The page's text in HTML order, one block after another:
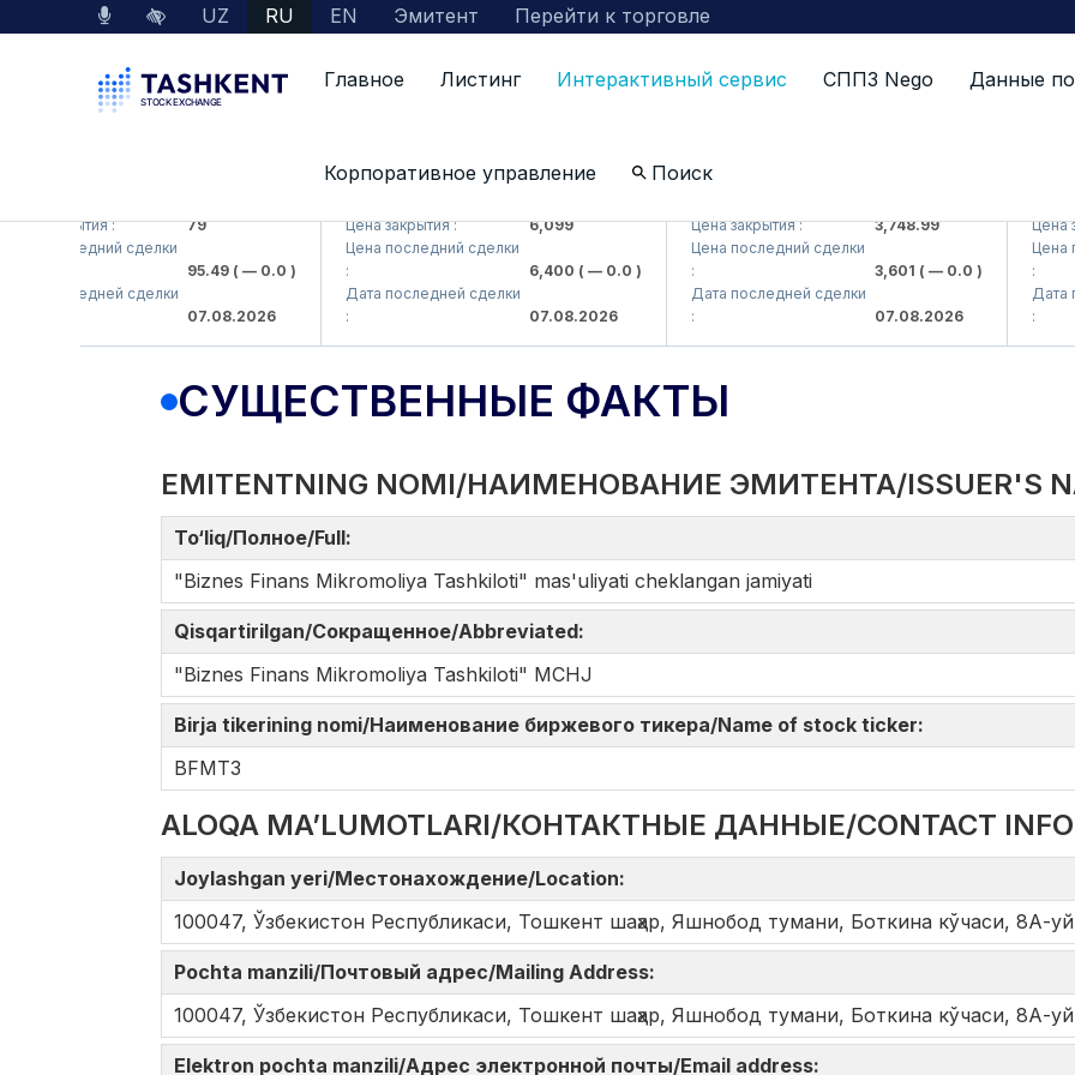
UZ RU EN Эмитент Перейти к торговле
Главное Листинг Интерактивный сервис СППЗ Nego Данные
Корпоративное управление Поиск
закрытия :
79
последний сделки
95.49( — 0.0 )
последней сделки
07.08.2026
Цена закрытия :
6,099
Цена последний сделки
6,400( — 0.0 )
Дата последней сделки
07.08.2026
Цена закрытия :
3,748.99
Цена последний сделки
3,601( — 0.0 )
Дата последней сделки
07.08.2026
Цена
Цена
Дата
СУЩЕСТВЕННЫЕ ФАКТЫ
EMITENTNING NOMI/НАИМЕНОВАНИЕ ЭМИТЕНТА/ISSUER'S
To‘liq/Полное/Full:
"Biznes Finans Mikromoliya Tashkiloti" mas'uliyati cheklangan jamiyati
Qisqartirilgan/Сокращенное/Abbreviated:
"Biznes Finans Mikromoliya Tashkiloti" MCHJ
Birja tikerining nomi/Наименование биржевого тикера/Name of stock ticker:
BFMT3
ALOQA MA’LUMOTLARI/КОНТАКТНЫЕ ДАННЫЕ/CONTACT
Joylashgan yeri/Местонахождение/Location:
100047, Ўзбекистон Республикаси, Тошкент шаҳар, Яшнобод тумани, Боткина кўчаси, 8А-уй
Pochta manzili/Почтовый адрес/Mailing Address:
100047, Ўзбекистон Республикаси, Тошкент шаҳар, Яшнобод тумани, Боткина кўчаси, 8А-уй
Elektron pochta manzili/Адрес электронной почты/Email address: